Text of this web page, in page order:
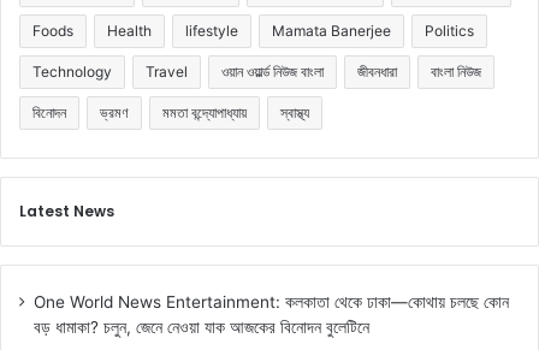
Foods Health lifestyle Mamata Banerjee Politics
Technology Travel ওয়ান ওয়ার্ল্ড নিউজ বাংলা জীবনধারা বাংলা নিউজ
বিনোদন ভ্রমণ মমতা বন্দ্যোপাধ্যায় স্বাস্থ্য
Latest News
One World News Entertainment: কলকাতা থেকে ঢাকা—কোথায় চলছে কোন
বড় ধামাকা? চলুন, জেনে নেওয়া যাক আজকের বিনোদন বুলেটিনে